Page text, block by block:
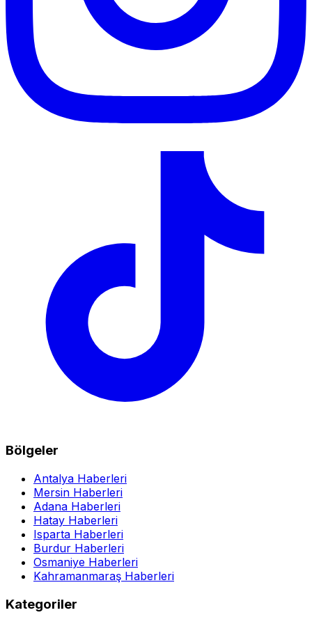
Bölgeler
Antalya Haberleri
Mersin Haberleri
Adana Haberleri
Hatay Haberleri
Isparta Haberleri
Burdur Haberleri
Osmaniye Haberleri
Kahramanmaraş Haberleri
Kategoriler